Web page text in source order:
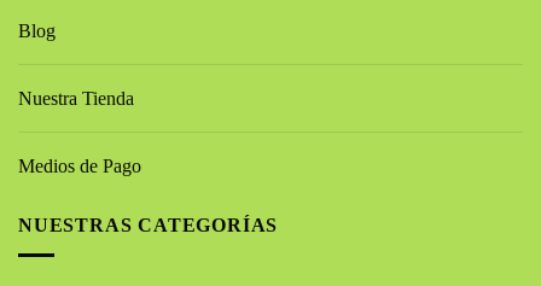
Blog
Nuestra Tienda
Medios de Pago
NUESTRAS CATEGORÍAS